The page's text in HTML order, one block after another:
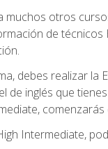
muchos otros
de
debes realizar la
de inglés que
Intermediate,